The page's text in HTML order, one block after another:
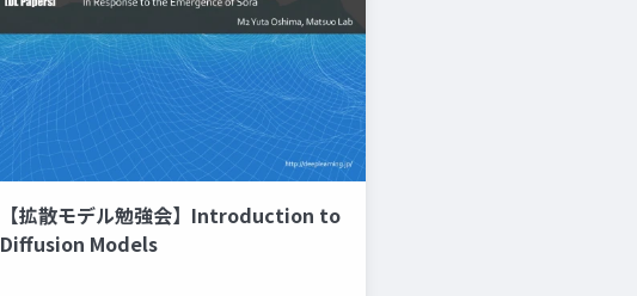
【拡散モデル勉強会】Introduction to
Diffusion Models